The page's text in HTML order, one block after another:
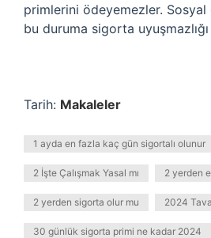
primlerini ödeyemezler.
bu duruma sigorta
Tarih: Makaleler
1 ayda en fazla kaç gün sigortalı olunur
2 İşte Çalışmak Yasal mı 2 yerden
2 yerden sigorta olur mu 2024
30 günlük sigorta primi ne kadar 2024